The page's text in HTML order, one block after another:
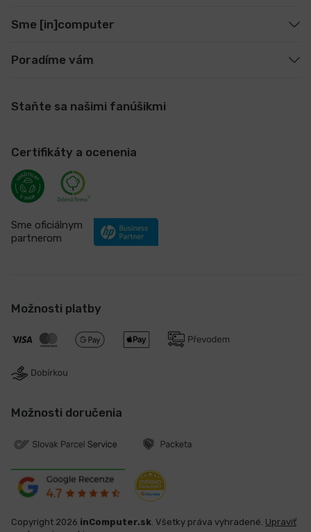
Sme [in]computer
Poradíme vám
Staňte sa našimi fanúšikmi
Certifikáty a ocenenia
Sme oficiálnym
partnerom
Možnosti platby
Možnosti doručenia
Copyright 2026 inComputer.sk . Všetky práva vyhradené. Upraviť